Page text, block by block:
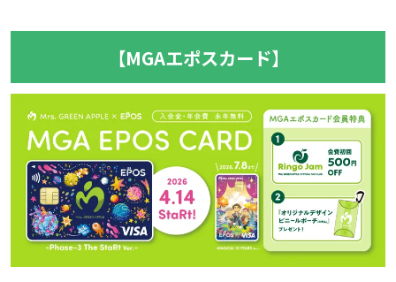
【MGAエポスカード】